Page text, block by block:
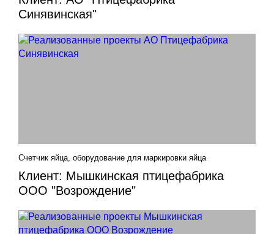
Синявинская"
Клиент: Мышкинская птицефабрика
ООО "Возрождение"
Счетчик яйца, оборудование для маркировки яйца